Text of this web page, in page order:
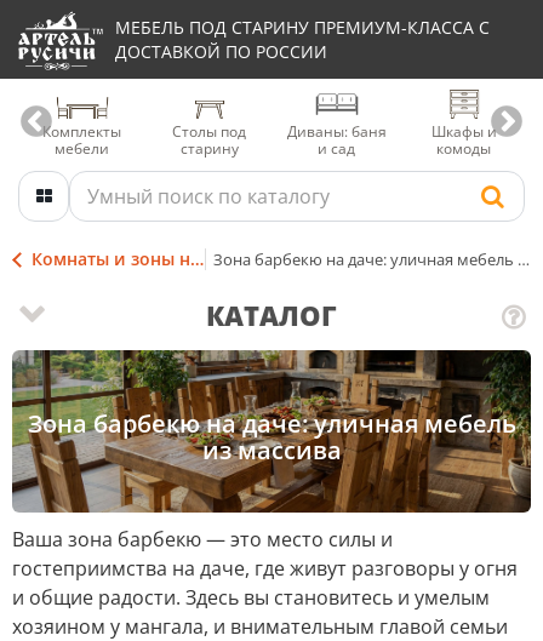
МЕБЕЛЬ ПОД СТАРИНУ ПРЕМИУМ-КЛАССА С
ДОСТАВКОЙ ПО РОССИИ
Комплекты
мебели
Столы под
старину
Диваны: баня
и сад
Шкафы и
комоды
Комнаты и зоны на даче Зона барбекю на даче: уличная мебель из массива
Зона барбекю на даче: уличная мебель
из массива
Ваша зона барбекю — это место силы и
гостеприимства на даче, где живут разговоры у огня
и общие радости. Здесь вы становитесь и умелым
хозяином у мангала, и внимательным главой семьи
КАТАЛОГ